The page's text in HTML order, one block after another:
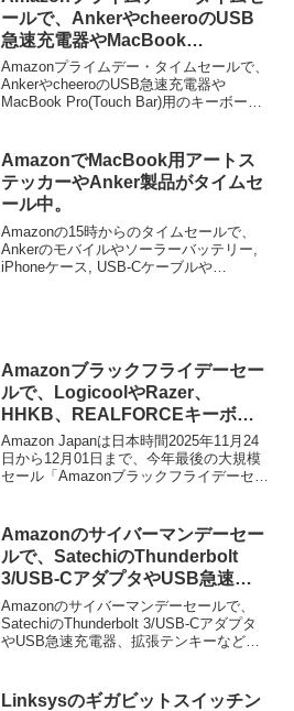
ールで、AnkerやcheeroのUSB
急速充電器やMacBook
Pro(Touch Bar)用のキーボード
カバーなどが特別価格で販売中/
予定。
Amazonプライムデー・タイムセールで、
AnkerやcheeroのUSB急速充電器や
MacBook Pro(Touch Bar)用のキーボード
AmazonでMacBook用アートス
テッカーやAnker製品がタイムセ
ール中。
Amazonの15時からのタイムセールで、
Ankerのモバイルやソーラーバッテリー,
iPhoneケース, USB-Cケーブルや
Amazonブラックフライデーセー
ルで、LogicoolやRazer、
HHKB、REALFORCEキーボー
ドがセール中。
Amazon Japanは日本時間2025年11月24
日から12月01日まで、今年最後の大規模
セール「Amazonブラックフライデーセー
のキーボードがタイムセールとなってい
ます。
Amazonのサイバーマンデーセー
ルで、SatechiのThunderbolt
3/USB-CアダプタやUSB急速充
電器、拡張テンキーなどが特別価
格で販売中。
Amazonのサイバーマンデーセールで、
SatechiのThunderbolt 3/USB-Cアダプタ
やUSB急速充電器、拡張テンキーなどが
Linksysのギガビットスイッチン